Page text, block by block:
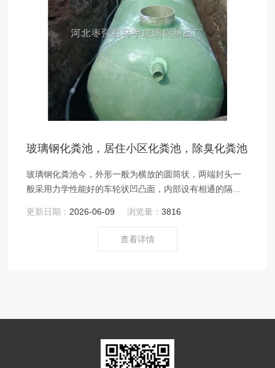
玻璃钢化粪池，居住小区化粪池，除臭化粪池
玻璃钢化粪池今，外形一般为横放的圆筒状，两端封头一
般采用力学性能好的车轮状凹凸面，内部设有相通的隔舱
细菌。
更新日期： 2026-06-09 浏览量：3816
查看详情